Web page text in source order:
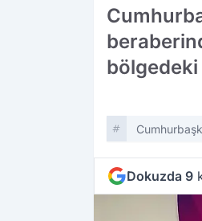
bölgedeki
Dokuzda 9